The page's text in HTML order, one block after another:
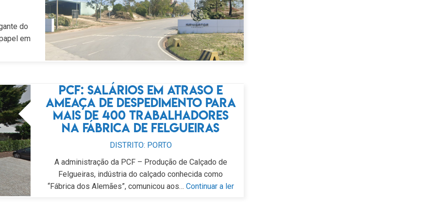
do
em
PCF: salários em atraso e
ameaça de despedimento para
mais de 400 trabalhadores
na fábrica de Felgueiras
DISTRITO: PORTO
A administração da PCF – Produção de Calçado de
Felgueiras, indústria do calçado conhecida como
“Fábrica dos Alemães”, comunicou aos… Continuar a ler